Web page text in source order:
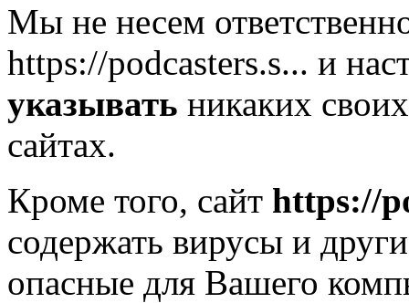
Мы не несем
https://podcasters.s... и
указывать никаких
сайтах.
Кроме того, сайт https://
содержать вирусы и
опасные для Вашего